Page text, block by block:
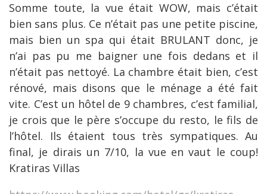
Somme toute, la vue était WOW, mais c’était
bien sans plus. Ce n’était pas une petite piscine,
mais bien un spa qui était BRULANT donc, je
n’ai pas pu me baigner une fois dedans et il
n’était pas nettoyé. La chambre était bien, c’est
rénové, mais disons que le ménage a été fait
vite. C’est un hôtel de 9 chambres, c’est familial,
je crois que le père s’occupe du resto, le fils de
l’hôtel. Ils étaient tous très sympatiques. Au
final, je dirais un 7/10, la vue en vaut le coup!
Kratiras Villas